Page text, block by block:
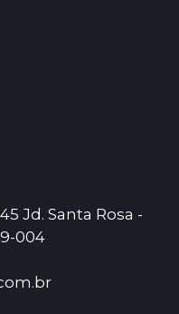
Jd. Santa Rosa -
004